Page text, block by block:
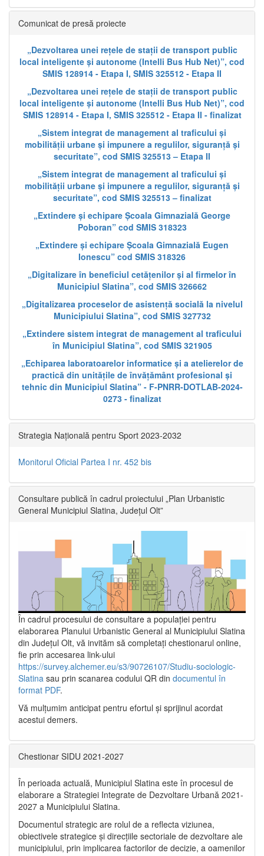
Comunicat de presă proiecte
„Dezvoltarea unei rețele de stații de transport public
local inteligente și autonome (Intelli Bus Hub Net)”, cod
SMIS 128914 - Etapa I, SMIS 325512 - Etapa II
„Dezvoltarea unei rețele de stații de transport public
local inteligente și autonome (Intelli Bus Hub Net)”, cod
SMIS 128914 - Etapa I, SMIS 325512 - Etapa II - finalizat
„Sistem integrat de management al traficului și
mobilității urbane și impunere a regulilor, siguranță și
securitate”, cod SMIS 325513 – Etapa II
„Sistem integrat de management al traficului și
mobilității urbane și impunere a regulilor, siguranță și
securitate”, cod SMIS 325513 – finalizat
„Extindere și echipare Școala Gimnazială George
Poboran” cod SMIS 318323
„Extindere și echipare Școala Gimnazială Eugen
Ionescu” cod SMIS 318326
„Digitalizare în beneficiul cetățenilor și al firmelor în
Municipiul Slatina”, cod SMIS 326662
„Digitalizarea proceselor de asistență socială la nivelul
Municipiului Slatina”, cod SMIS 327732
„Extindere sistem integrat de management al traficului
în Municipiul Slatina”, cod SMIS 321905
„Echiparea laboratoarelor informatice și a atelierelor de
practică din unitățile de învățământ profesional și
tehnic din Municipiul Slatina” - F-PNRR-DOTLAB-2024-
0273 - finalizat
Strategia Națională pentru Sport 2023-2032
Monitorul Oficial Partea I nr. 452 bis
Consultare publică în cadrul proiectului „Plan Urbanistic
General Municipiul Slatina, Județul Olt”
În cadrul procesului de consultare a populaţiei pentru
elaborarea Planului Urbanistic General al Municipiului Slatina
din Județul Olt, vă invităm să completați chestionarul online,
fie prin accesarea link-ului
https://survey.alchemer.eu/s3/90726107/Studiu-sociologic-
Slatina sau prin scanarea codului QR din documentul în
format PDF.
Vă mulţumim anticipat pentru efortul şi sprijinul acordat
acestui demers.
Chestionar SIDU 2021-2027
În perioada actuală, Municipiul Slatina este în procesul de
elaborare a Strategiei Integrate de Dezvoltare Urbană 2021‐
2027 a Municipiului Slatina.
Documentul strategic are rolul de a reflecta viziunea,
obiectivele strategice și direcțiile sectoriale de dezvoltare ale
municipiului, prin implicarea factorilor de decizie, a oamenilor